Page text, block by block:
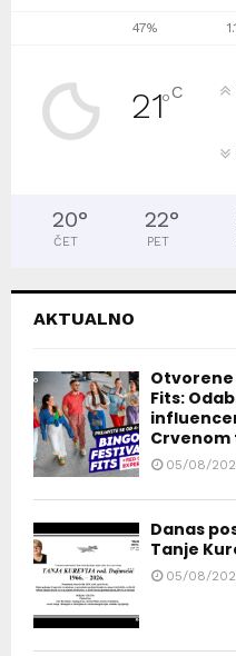
47%
21°C
20°
ČET
22°
PET
AKTUALNO
Otvorene
Fits:
Crvenom
05/08/
Danas
Tanje
05/08/